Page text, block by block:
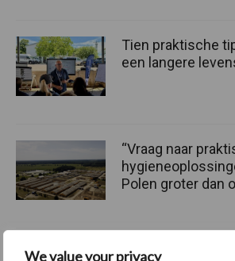
We value your privacy
Tien praktische
een langere
“Vraag naar
Polen groter dan